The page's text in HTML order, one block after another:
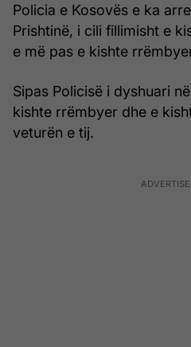
Policia e Kosovës e ka
Prishtinë, i cili fillimisht e
e më pas e kishte
Sipas Policisë i dyshuari
kishte rrëmbyer dhe e
veturën e tij.